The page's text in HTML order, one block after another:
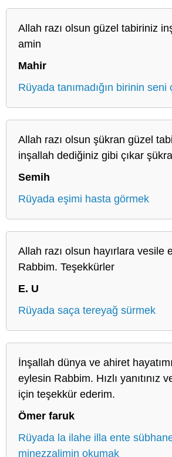
Allah razı olsun güzel tabiriniz
amin
Mahir
Rüyada tanımadığın birinin seni
Allah razı olsun şükran güzel
inşallah dediğiniz gibi çıkar
Semih
Rüyada eşimi hasta görmek
Allah razı olsun hayırlara vesile
Rabbim. Teşekkürler
E. U
Rüyada saça tereyağ sürmek
İnşallah dünya ve ahiret
eylesin Rabbim. Hızlı yanıtınız
için teşekkür ederim.
Ömer faruk
Rüyada la ilahe illa ente
minezzalimin okumak